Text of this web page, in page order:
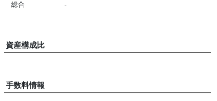
総合 -
資産構成比
手数料情報